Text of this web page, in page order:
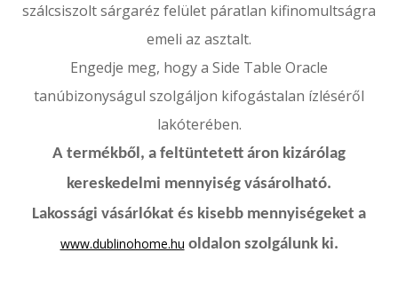
szálcsiszolt sárgaréz felület páratlan kifinomultságra
emeli az asztalt.
Engedje meg, hogy a Side Table Oracle
tanúbizonyságul szolgáljon kifogástalan ízléséről
lakóterében.
A termékből, a feltüntetett áron kizárólag
kereskedelmi mennyiség vásárolható.
Lakossági vásárlókat és kisebb mennyiségeket a
www.dublinohome.hu oldalon szolgálunk ki.